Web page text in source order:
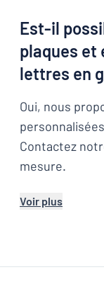
Est-il
plaques et
lettres en
Oui, nous
Contactez
mesure.
Voir plus